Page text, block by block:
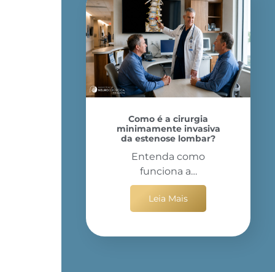
Como é a cirurgia
minimamente invasiva
da estenose lombar?
Entenda como
funciona a…
Leia Mais